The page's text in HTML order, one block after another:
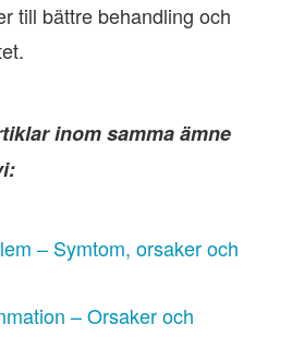
till bättre behandling och
inom samma ämne
– Symtom, orsaker och
– Orsaker och